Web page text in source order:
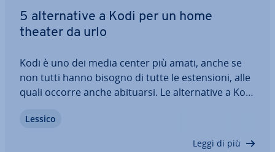
5 al­ter­na­ti­ve a Kodi per un home
theater da urlo
Kodi è uno dei media center più amati, anche se
non tutti hanno bisogno di tutte le esten­sio­ni, alle
quali occorre anche abituarsi. Le al­ter­na­ti­ve a Kodi
dell’home theater moderno e spesso sono più
Lessico
Leggi di più